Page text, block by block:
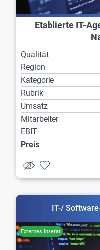
Etablierte IT-
Qualität
Region
Kategorie
Rubrik
Umsatz
Mitarbeiter
EBIT
Preis
IT-/